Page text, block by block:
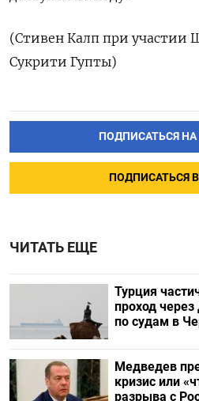
(Стивен Калп при участии
Сукрити Гупты)
ПОДПИСАТЬСЯ НА
ПОДПИСАТЬСЯ В
ЧИТАТЬ ЕЩЕ
Турция
проход
по судам в
Медведев
кризис или
разрыва с